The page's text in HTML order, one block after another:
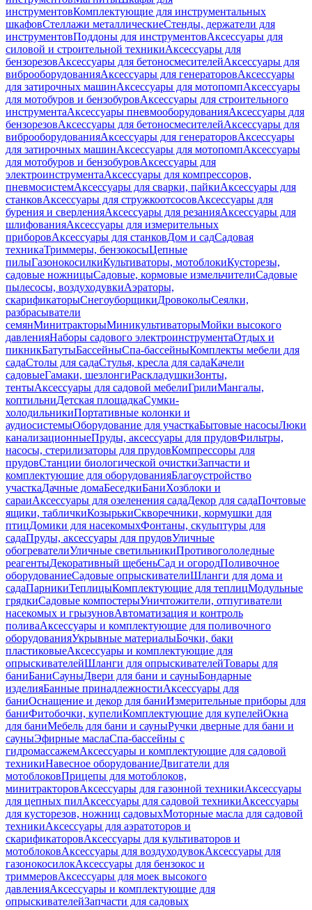
инструментовКомплектующие для инструментальных
шкафовСтеллажи металлическиеСтенды, держатели для
инструментовПоддоны для инструментовАксессуары для
силовой и строительной техникиАксессуары для
бензорезовАксессуары для бетоносмесителейАксессуары для
виброоборудованияАксессуары для генераторовАксессуары
для затирочных машинАксессуары для мотопомпАксессуары
для мотобуров и бензобуровАксессуары для строительного
инструментаАксессуары пневмооборудованияАксессуары для
бензорезовАксессуары для бетоносмесителейАксессуары для
виброоборудованияАксессуары для генераторовАксессуары
для затирочных машинАксессуары для мотопомпАксессуары
для мотобуров и бензобуровАксессуары для
электроинструментаАксессуары для компрессоров,
пневмосистемАксессуары для сварки, пайкиАксессуары для
станковАксессуары для стружкоотсосовАксессуары для
бурения и сверленияАксессуары для резанияАксессуары для
шлифованияАксессуары для измерительных
приборовАксессуары для станковДом и садСадовая
техникаТриммеры, бензокосыЦепные
пилыГазонокосилкиКультиваторы, мотоблокиКусторезы,
садовые ножницыСадовые, кормовые измельчителиСадовые
пылесосы, воздуходувкиАэраторы,
скарификаторыСнегоуборщикиДровоколыСеялки,
разбрасыватели
семянМинитракторыМиникультиваторыМойки высокого
давленияНаборы садового электроинструментаОтдых и
пикникБатутыБассейныСпа-бассейныКомплекты мебели для
садаСтолы для садаСтулья, кресла для садаКачели
садовыеГамаки, шезлонгиРаскладушкиЗонты,
тентыАксессуары для садовой мебелиГрилиМангалы,
коптильниДетская площадкаСумки-
холодильникиПортативные колонки и
аудиосистемыОборудование для участкаБытовые насосыЛюки
канализационныеПруды, аксессуары для прудовФильтры,
насосы, стерилизаторы для прудовКомпрессоры для
прудовСтанции биологической очисткиЗапчасти и
комплектующие для оборудованияБлагоустройство
участкаДачные домаБеседкиБаниХозблоки и
сараиАксессуары для озеленения садаДекор для садаПочтовые
ящики, табличкиКозырькиСкворечники, кормушки для
птицДомики для насекомыхФонтаны, скульптуры для
садаПруды, аксессуары для прудовУличные
обогревателиУличные светильникиПротивогололедные
реагентыДекоративный щебеньСад и огородПоливочное
оборудованиеСадовые опрыскивателиШланги для дома и
садаПарникиТеплицыКомплектующие для теплицМодульные
грядкиСадовые компостерыУничтожители, отпугиватели
насекомых и грызуновАвтоматизация и контроль
поливаАксессуары и комплектующие для поливочного
оборудованияУкрывные материалыБочки, баки
пластиковыеАксессуары и комплектующие для
опрыскивателейШланги для опрыскивателейТовары для
баниБаниСауныДвери для бани и сауныБондарные
изделияБанные принадлежностиАксессуары для
баниОснащение и декор для баниИзмерительные приборы для
баниФитобочки, купелиКомплектующие для купелейОкна
для баниМебель для бани и сауныРучки дверные для бани и
сауныЭфирные маслаСпа-бассейны с
гидромассажемАксессуары и комплектующие для садовой
техникиНавесное оборудованиеДвигатели для
мотоблоковПрицепы для мотоблоков,
минитракторовАксессуары для газонной техникиАксессуары
для цепных пилАксессуары для садовой техникиАксессуары
для кусторезов, ножниц садовыхМоторные масла для садовой
техникиАксессуары для аэратоторов и
скарификаторовАксессуары для культиваторов и
мотоблоковАксессуары для воздуходувокАксессуары для
газонокосилокАксессуары для бензокос и
триммеровАксессуары для моек высокого
давленияАксессуары и комплектующие для
опрыскивателейЗапчасти для садовых